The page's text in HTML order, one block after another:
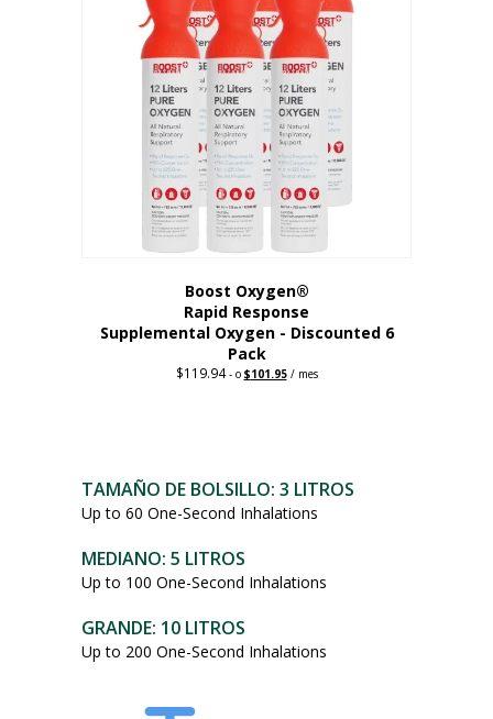
Boost Oxygen®
Rapid Response
Supplemental Oxygen - Discounted 6
Pack
$119.94 -o Precio
$101.95El/ mes
TAMAÑO DE BOLSILLO: 3 LITROS
Up to 60 One-Second Inhalations
MEDIANO: 5 LITROS
Up to 100 One-Second Inhalations
GRANDE: 10 LITROS
Up to 200 One-Second Inhalations